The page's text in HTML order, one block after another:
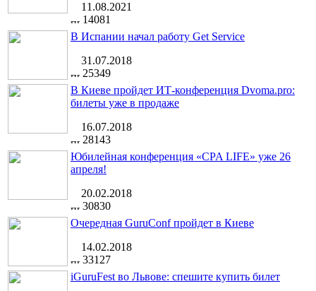
11.08.2021
14081
В Испании начал работу Get Service
31.07.2018
25349
В Киеве пройдет ИТ-конференция Dvoma.pro:
билеты уже в продаже
16.07.2018
28143
Юбилейная конференция «CPA LIFE» уже 26
апреля!
20.02.2018
30830
Очередная GuruConf пройдет в Киеве
14.02.2018
33127
iGuruFest во Львове: спешите купить билет